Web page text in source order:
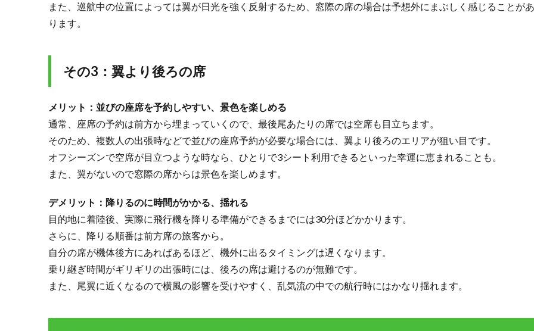
ド
席
い
席
は
限
ら
な
い
2.1.
1：非
常口
座席
2.2.
その
2：バ
ルク
ヘッ
また、巡航中の位置によっては翼が日光を強く反射するため、窓際の席の場合は予想外にまぶしく感じることがあ
ります。
その3：翼より後ろの席
メリット：並びの座席を予約しやすい、景色を楽しめる
通常、座席の予約は前方から埋まっていくので、最後尾あたりの席では空席も目立ちます。
そのため、複数人の出張時などで並びの座席予約が必要な場合には、翼より後ろのエリアが狙い目です。
オフシーズンで空席が目立つような時なら、ひとりで3シート利用できるといった幸運に恵まれることも。
また、翼がないので窓際の席からは景色を楽しめます。
デメリット：降りるのに時間がかかる、揺れる
目的地に着陸後、実際に飛行機を降りる準備ができるまでには30分ほどかかります。
さらに、降りる順番は前方席の旅客から。
自分の席が機体後方にあればあるほど、機外に出るタイミングは遅くなります。
乗り継ぎ時間がギリギリの出張時には、後ろの席は避けるのが無難です。
また、尾翼に近くなるので横風の影響を受けやすく、乱気流の中での航行時にはかなり揺れます。